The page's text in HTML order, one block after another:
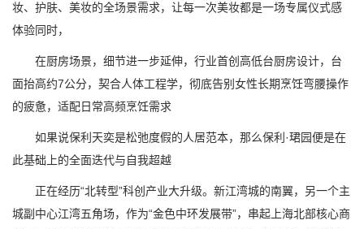
妆、护肤、美妆的全场景需求，让每一次美妆都是一场专属仪式感
体验同时，
在厨房场景，细节进一步延伸，行业首创高低台厨房设计，台
面抬高约7公分，契合人体工程学，彻底告别女性长期烹饪弯腰操作
的疲惫，适配日常高频烹饪需求
如果说保利天奕是松弛度假的人居范本，那么保利·珺园便是在
此基础上的全面迭代与自我超越
正在经历“北转型”科创产业大升级。新江湾城的南翼，另一个主
城副中心江湾五角场，作为“金色中环发展带”，串起上海北部核心商